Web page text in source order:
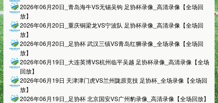
2026年06月20日_青岛海牛VS无锡吴钩 足协杯录像_高清录像【全场回
放】
2026年06月20日_重庆铜梁龙VS宁波队 足协杯录像_高清录像【全场回
放】
2026年06月20日_足协杯 武汉三镇VS青岛红狮录像_全场录像【全场回
放】
2026年06月19日_大连英博VS杭州临平吴越 足协杯录像_高清录像【全场
回放】
2026年06月19日 天津津门虎VS兰州陇原竞技 足协杯_全场录像【全场回
放】
2026年06月19日_足协杯 北京国安VS广州豹录像_高清录像【全场回放】